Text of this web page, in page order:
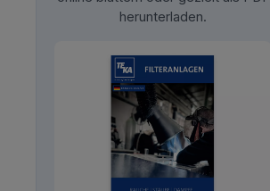
herunterladen.